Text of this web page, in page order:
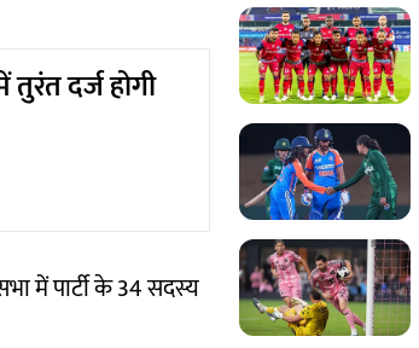
तुरंत दर्ज होगी
में पार्टी के 34 सदस्य